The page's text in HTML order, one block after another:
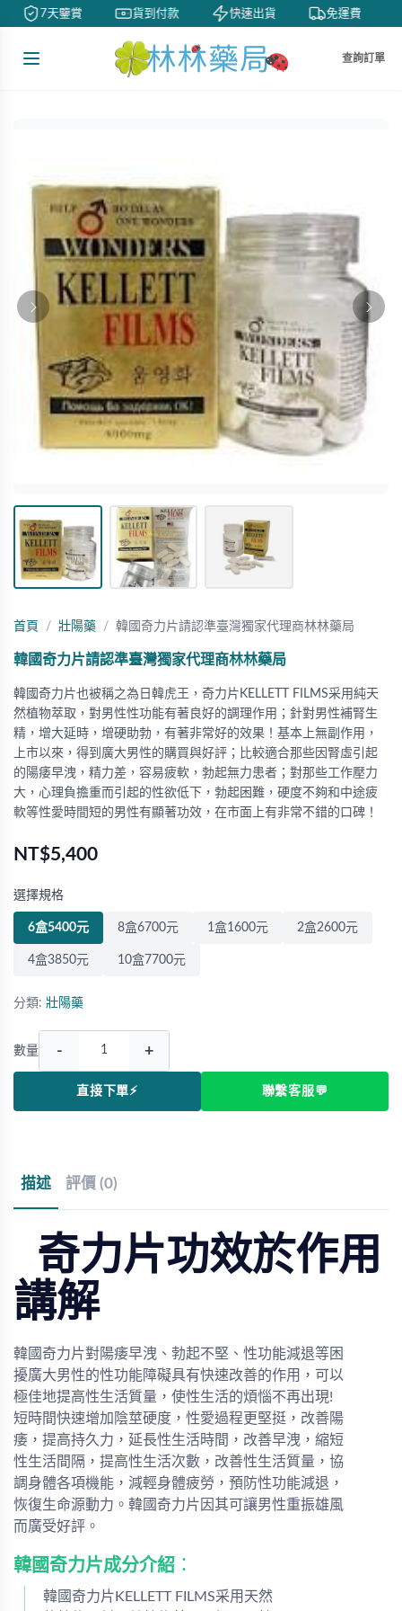
7天鑒賞 貨到付款 快速出貨 免運費
查詢訂單
首頁 壯陽藥 韓國奇力片請認準臺灣獨家代理商林林藥局
韓國奇力片請認準臺灣獨家代理商林林藥局
韓國奇力片也被稱之為日韓虎王，奇力片KELLETT FILMS采用純天
然植物萃取，對男性性功能有著良好的調理作用；針對男性補腎生
精，增大延時，增硬助勃，有著非常好的效果！基本上無副作用，
上市以來，得到廣大男性的購買與好評；比較適合那些因腎虛引起
的陽痿早洩，精力差，容易疲軟，勃起無力患者；對那些工作壓力
大，心理負擔重而引起的性欲低下，勃起困難，硬度不夠和中途疲
軟等性愛時間短的男性有顯著功效，在市面上有非常不錯的口碑！
NT$5,400
選擇規格
6盒5400元 8盒6700元 1盒1600元 2盒2600元
4盒3850元 10盒7700元
分類: 壯陽藥
數量 - +
直接下單⚡ 聯繫客服💬
描述 評價 (0)
奇力片功效於作用
講解
韓國奇力片對陽痿早洩、勃起不堅、性功能減退等困
擾廣大男性的性功能障礙具有快速改善的作用，可以
極佳地提高性生活質量，使性生活的煩惱不再出現!
短時間快速增加陰莖硬度，性愛過程更堅挺，改善陽
痿，提高持久力，延長性生活時間，改善早洩，縮短
性生活間隔，提高性生活次數，改善性生活質量，協
調身體各項機能，減輕身體疲勞，預防性功能減退，
恢復生命源動力。韓國奇力片因其可讓男性重振雄風
而廣受好評。
韓國奇力片成分介紹 ：
韓國奇力片KELLETT FILMS采用天然